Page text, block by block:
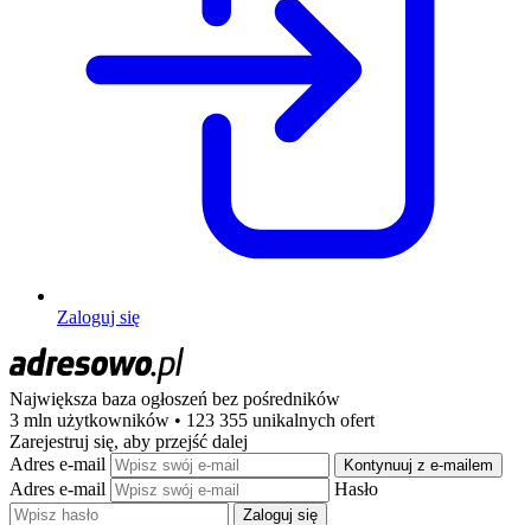
Zaloguj się
Największa baza ogłoszeń bez pośredników
3 mln użytkowników • 123 355 unikalnych ofert
Zarejestruj się, aby przejść dalej
Adres e-mail
Kontynuuj z e-mailem
Adres e-mail Hasło
Zaloguj się